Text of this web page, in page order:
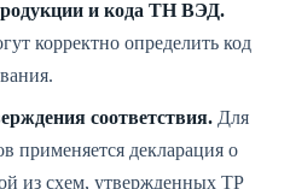
и кода ТН ВЭД.
корректно определить код
соответствия. Для
применяется декларация о
из схем, утвержденных ТР